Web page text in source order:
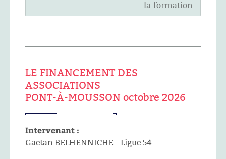
la formation
LE FINANCEMENT DES
ASSOCIATIONS
PONT-À-MOUSSON octobre 2026
Intervenant :
Gaetan BELHENNICHE - Ligue 54